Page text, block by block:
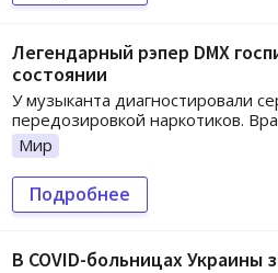
Легендарный рэпер DMX
состоянии
У музыканта диагностировали
передозировкой наркотиков.
Мир
Подробнее
В COVID-больницах Украины